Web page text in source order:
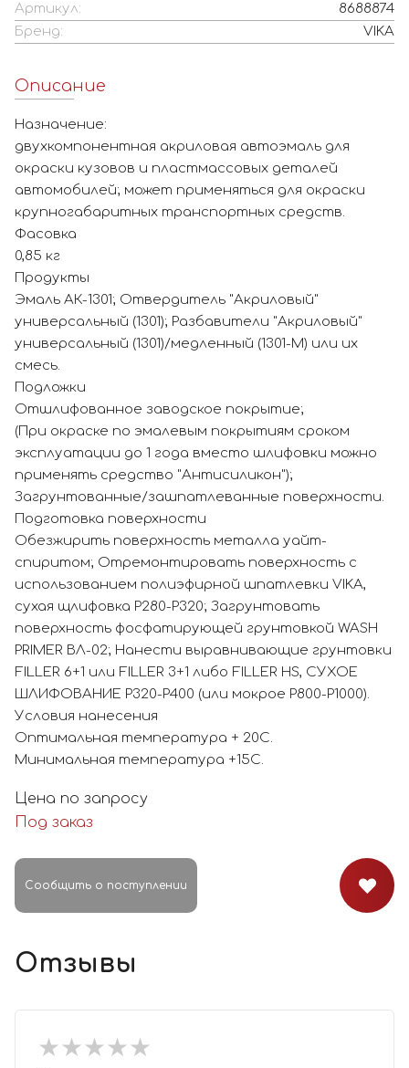
Артикул:
8688874
Бренд:
VIKA
Описание
Назначение:
двухкомпонентная акриловая автоэмаль для
окраски кузовов и пластмассовых деталей
автомобилей; может применяться для окраски
крупногабаритных транспортных средств.
Фасовка
0,85 кг
Продукты
Эмаль АК-1301; Отвердитель "Акриловый"
универсальный (1301); Разбавители "Акриловый"
универсальный (1301)/медленный (1301-М) или их
смесь.
Подложки
Отшлифованное заводское покрытие;
(При окраске по эмалевым покрытиям сроком
эксплуатации до 1 года вместо шлифовки можно
применять средство "Антисиликон");
Загрунтованные/зашпатлеванные поверхности.
Подготовка поверхности
Обезжирить поверхность металла уайт-
спиритом; Отремонтировать поверхность с
использованием полиэфирной шпатлевки VIKA,
сухая щлифовка P280-P320; Загрунтовать
поверхность фосфатирующей грунтовкой WASH
PRIMER ВЛ-02; Нанести выравнивающие грунтовки
FILLER 6+1 или FILLER 3+1 либо FILLER HS, СУХОЕ
ШЛИФОВАНИЕ P320-P400 (или мокрое Р800-Р1000).
Условия нанесения
Оптимальная температура + 20С.
Минимальная температура +15С.
Цена по запросу
Под заказ
Сообщить о поступлении
Отзывы
★★★★★
★★★★★